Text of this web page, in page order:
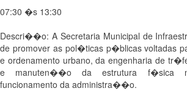
07:30 �s 13:30
Descri��o: A Secretaria Municipal de
de promover as pol�ticas p�blicas voltadas
e ordenamento urbano, da engenharia de
e manuten��o da estrutura f�sica
funcionamento da administra��o.